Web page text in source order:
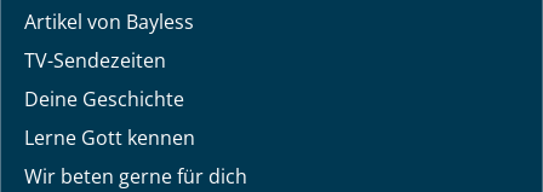
Artikel von Bayless
TV-Sendezeiten
Deine Geschichte
Lerne Gott kennen
Wir beten gerne für dich